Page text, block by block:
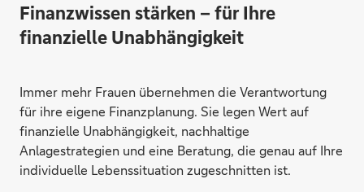
Finanzwissen stärken – für Ihre
finanzielle Unabhängigkeit
Immer mehr Frauen übernehmen die Verantwortung
für ihre eigene Finanzplanung. Sie legen Wert auf
finanzielle Unabhängigkeit, nachhaltige
Anlagestrategien und eine Beratung, die genau auf Ihre
individuelle Lebenssituation zugeschnitten ist.